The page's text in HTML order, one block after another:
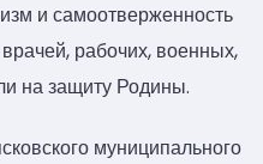
и самоотверженность
рабочих, военных,
на защиту Родины.
муниципального